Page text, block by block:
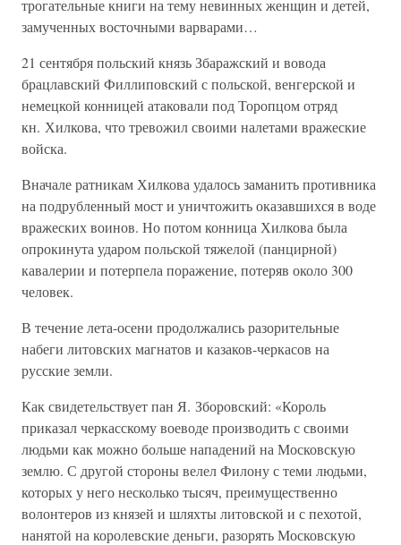
трогательные книги на тему невинных женщин и детей,
замученных восточными варварами…
21 сентября польский князь Збаражский и вовода
брацлавский Филлиповский с польской, венгерской и
немецкой конницей атаковали под Торопцом отряд
кн. Хилкова, что тревожил своими налетами вражеские
войска.
Вначале ратникам Хилкова удалось заманить противника
на подрубленный мост и уничтожить оказавшихся в воде
вражеских воинов. Но потом конница Хилкова была
опрокинута ударом польской тяжелой (панцирной)
кавалерии и потерпела поражение, потеряв около 300
человек.
В течение лета-осени продолжались разорительные
набеги литовских магнатов и казаков-черкасов на
русские земли.
Как свидетельствует пан Я. Зборовский: «Король
приказал черкасскому воеводе производить с своими
людьми как можно больше нападений на Московскую
землю. С другой стороны велел Филону с теми людьми,
которых у него несколько тысяч, преимущественно
волонтеров из князей и шляхты литовской и с пехотой,
нанятой на королевские деньги, разорять Московскую